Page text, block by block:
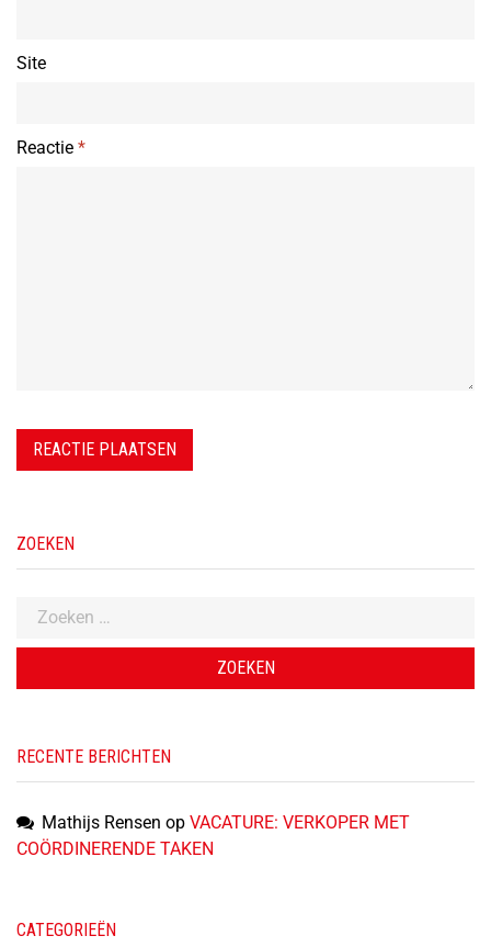
Site
Reactie *
ZOEKEN
Zoeken
RECENTE BERICHTEN
Mathijs Rensen op VACATURE: VERKOPER MET
COÖRDINERENDE TAKEN
CATEGORIEËN